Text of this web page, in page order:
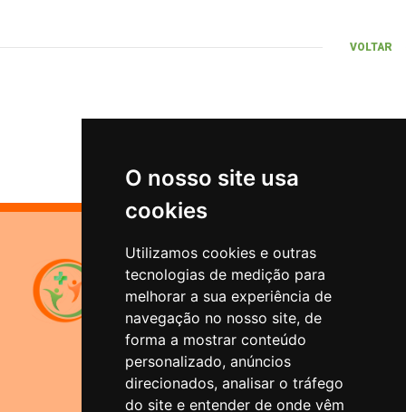
O nosso site usa
cookies
Utilizamos cookies e outras
tecnologias de medição para
melhorar a sua experiência de
navegação no nosso site, de
forma a mostrar conteúdo
personalizado, anúncios
direcionados, analisar o tráfego
do site e entender de onde vêm
VOLTAR
Sistema de Previdência
Municipal
Santana do Livramento
Rua Duque de Caxias, 1644
Bairro Centro - Santana do
Livramento/RS